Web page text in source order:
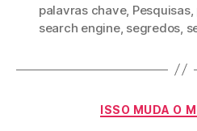
palavras chave, Pesquisas,
search engine, segredos,
ISSO MUDA O